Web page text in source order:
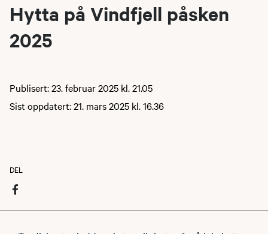
Hytta på Vindfjell påsken
2025
Publisert: 23. februar 2025 kl. 21.05
Sist oppdatert: 21. mars 2025 kl. 16.36
DEL